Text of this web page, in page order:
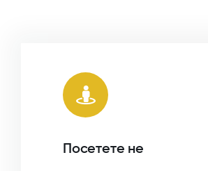
Посетете не